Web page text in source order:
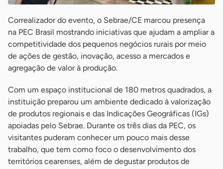
Correalizador do evento, o Sebrae/CE marcou presença
na PEC Brasil mostrando iniciativas que ajudam a ampliar a
competitividade dos pequenos negócios rurais por meio
de ações de gestão, inovação, acesso a mercados e
agregação de valor à produção.
Com um espaço institucional de 180 metros quadrados, a
instituição preparou um ambiente dedicado à valorização
de produtos regionais e das Indicações Geográficas (IGs)
apoiadas pelo Sebrae. Durante os três dias da PEC, os
visitantes puderam conhecer um pouco mais desse
trabalho, que tem como foco o desenvolvimento dos
territórios cearenses, além de degustar produtos de